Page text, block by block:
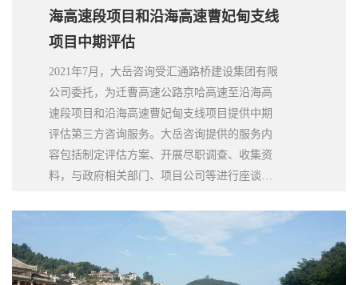
海高速段项目和沿海高速曹妃甸支线
项目中期评估
2021年7月，大岳咨询受汇通路桥建设集团有限
公司委托，为迁曹高速公路京哈高速至沿海高
速段项目和沿海高速曹妃甸支线项目提供中期
评估第三方咨询服务。大岳咨询提供的服务内
容包括制定评估方案、开展尽职调查、收集资
料，与政府相关部门、项目公司等进行座谈，
对项目实施的合法合规性、是否符合行业政策
法规、是否符合行业惯例、项目合同权利义务
是否对等、项目合同执行情况、项目实施可持
续性等方面进行全面综合评估，对项目实施中